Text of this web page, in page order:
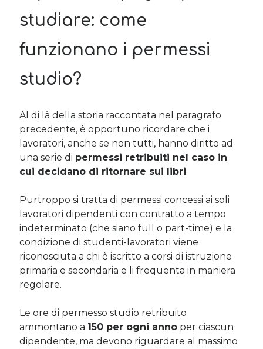
studiare: come
funzionano i permessi
studio?
Al di là della storia raccontata nel paragrafo
precedente, è opportuno ricordare che i
lavoratori, anche se non tutti, hanno diritto ad
una serie di permessi retribuiti nel caso in
cui decidano di ritornare sui libri.
Purtroppo si tratta di permessi concessi ai soli
lavoratori dipendenti con contratto a tempo
indeterminato (che siano full o part-time) e la
condizione di studenti-lavoratori viene
riconosciuta a chi è iscritto a corsi di istruzione
primaria e secondaria e li frequenta in maniera
regolare.
Le ore di permesso studio retribuito
ammontano a 150 per ogni anno per ciascun
dipendente, ma devono riguardare al massimo